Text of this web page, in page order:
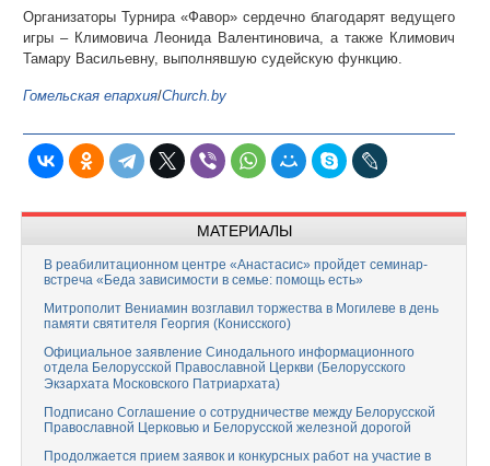
Организаторы Турнира «Фавор» сердечно благодарят ведущего
игры – Климовича Леонида Валентиновича, а также Климович
Тамару Васильевну, выполнявшую судейскую функцию.
Гомельская епархия/Сhurch.by
МАТЕРИАЛЫ
В реабилитационном центре «Анастасис» пройдет семинар-
встреча «Беда зависимости в семье: помощь есть»
Митрополит Вениамин возглавил торжества в Могилеве в день
памяти святителя Георгия (Конисского)
Официальное заявление Синодального информационного
отдела Белорусской Православной Церкви (Белорусского
Экзархата Московского Патриархата)
Подписано Соглашение о сотрудничестве между Белорусской
Православной Церковью и Белорусской железной дорогой
Продолжается прием заявок и конкурсных работ на участие в